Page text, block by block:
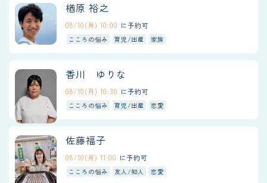
楢原 裕之
08/10(月) 10:00 に予約可
こころの悩み 育児/出産 家族
香川 ゆりな
08/10(月) 10:30 に予約可
こころの悩み 育児/出産 恋愛
佐藤福子
08/10(月) 11:00 に予約可
こころの悩み 友人/知人 恋愛